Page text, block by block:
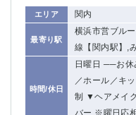
エリア 関内
最寄り駅
横浜市営ブル
線【関内駅】,
時間/休日
日曜日 ──お
／ホール／キ
制 ▼ヘアメイ
バー ※曜日応